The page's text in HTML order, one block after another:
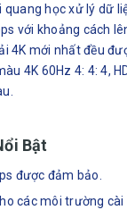
quang học xử lý dữ
với khoảng cách
4K mới nhất đều
4K 60Hz 4: 4: 4,
Bật
được đảm bảo.
các môi trường cài